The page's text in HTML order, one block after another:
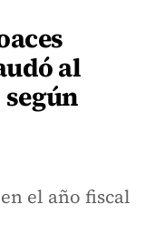
al
el año fiscal